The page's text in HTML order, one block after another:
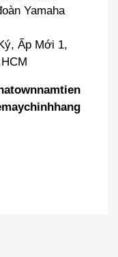
Yamaha
Ấp Mới 1,